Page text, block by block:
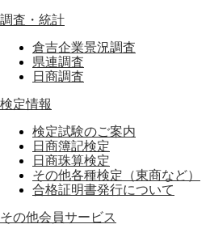
調査・統計
倉吉企業景況調査
県連調査
日商調査
検定情報
検定試験のご案内
日商簿記検定
日商珠算検定
その他各種検定（東商など）
合格証明書発行について
その他会員サービス